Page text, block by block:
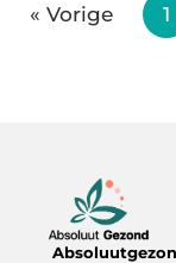
« Vorige 1